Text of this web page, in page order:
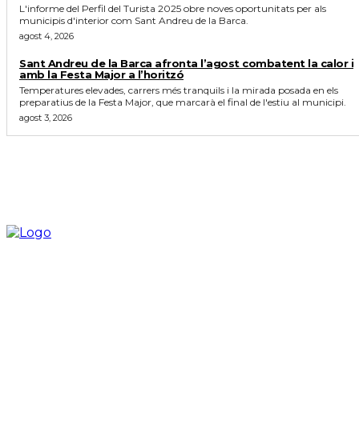
L'informe del Perfil del Turista 2025 obre noves oportunitats per als
municipis d'interior com Sant Andreu de la Barca.
agost 4, 2026
Sant Andreu de la Barca afronta l’agost combatent la calor i
amb la Festa Major a l’horitzó
Temperatures elevades, carrers més tranquils i la mirada posada en els
preparatius de la Festa Major, que marcarà el final de l'estiu al municipi.
agost 3, 2026